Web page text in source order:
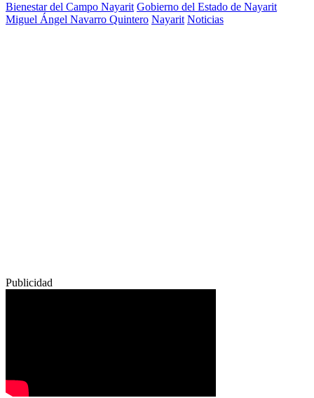
Bienestar del Campo Nayarit Gobierno del Estado de Nayarit
Miguel Ángel Navarro Quintero Nayarit Noticias
Publicidad